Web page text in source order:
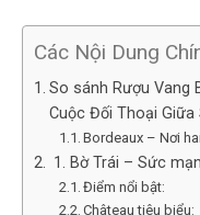
Các Nội Dung
So sánh Rượu Vang
Cuộc Đối Thoại
Bordeaux – Nơi
1. Bờ Trái – Sức
Điểm nổi bật:
Château tiêu biểu: